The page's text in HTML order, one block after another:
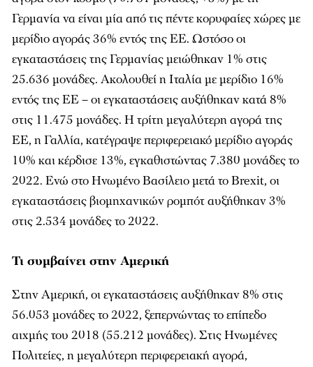
Γερμανία να είναι μία από τις πέντε κορυφαίες χώρες με
μερίδιο αγοράς 36% εντός της ΕΕ. Ωστόσο οι
εγκαταστάσεις της Γερμανίας μειώθηκαν 1% στις
25.636 μονάδες. Ακολουθεί η Ιταλία με μερίδιο 16%
εντός της ΕΕ – οι εγκαταστάσεις αυξήθηκαν κατά 8%
στις 11.475 μονάδες. Η τρίτη μεγαλύτερη αγορά της
ΕΕ, η Γαλλία, κατέγραψε περιφερειακό μερίδιο αγοράς
10% και κέρδισε 13%, εγκαθιστώντας 7.380 μονάδες το
2022. Ενώ στο Ηνωμένο Βασίλειο μετά το Brexit, οι
εγκαταστάσεις βιομηχανικών ρομπότ αυξήθηκαν 3%
στις 2.534 μονάδες το 2022.
Τι συμβαίνει στην Αμερική
Στην Αμερική, οι εγκαταστάσεις αυξήθηκαν 8% στις
56.053 μονάδες το 2022, ξεπερνώντας το επίπεδο
αιχμής του 2018 (55.212 μονάδες). Στις Ηνωμένες
Πολιτείες, η μεγαλύτερη περιφερειακή αγορά,